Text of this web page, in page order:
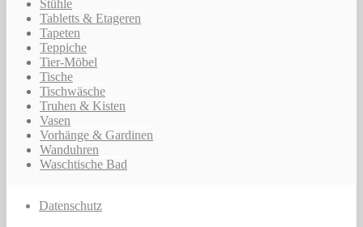
Stühle
Tabletts & Etageren
Tapeten
Teppiche
Tier-Möbel
Tische
Tischwäsche
Truhen & Kisten
Vasen
Vorhänge & Gardinen
Wanduhren
Waschtische Bad
Datenschutz